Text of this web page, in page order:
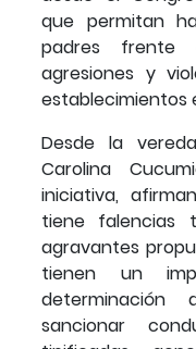
que permitan
padres frente
agresiones y
establecimientos
Desde la
Carolina
iniciativa,
tiene falencias
agravantes
tienen un
sancionar